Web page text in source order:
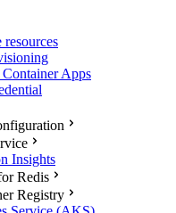
Apps
Insights
Redis
Registry